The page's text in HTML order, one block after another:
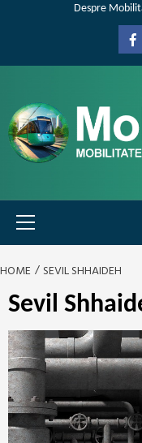
Despre
Primary
Menu
HOME SEVIL SHHAIDEH
Sevil